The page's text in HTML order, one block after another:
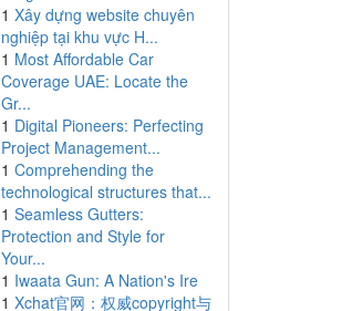
1 Xây dựng website chuyên
nghiệp tại khu vực H...
1 Most Affordable Car
Coverage UAE: Locate the
Gr...
1 Digital Pioneers: Perfecting
Project Management...
1 Comprehending the
technological structures that...
1 Seamless Gutters:
Protection and Style for
Your...
1 Iwaata Gun: A Nation's Ire
1 Xchat官网：权威copyright与